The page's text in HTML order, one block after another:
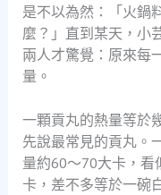
是不以為然：「火鍋
麼？」直到某天，小
兩人才驚覺：原來每
量。
一顆貢丸的熱量等於
先說最常見的貢丸。
量約60～70大卡，看
卡，差不多等於一碗